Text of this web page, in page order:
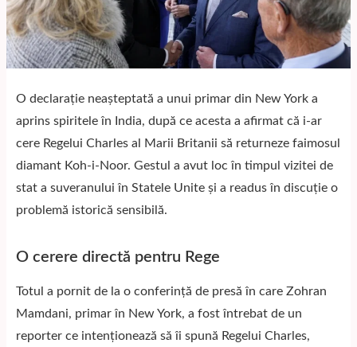
O declarație neașteptată a unui primar din New York a
aprins spiritele în India, după ce acesta a afirmat că i-ar
cere Regelui Charles al Marii Britanii să returneze faimosul
diamant Koh-i-Noor. Gestul a avut loc în timpul vizitei de
stat a suveranului în Statele Unite și a readus în discuție o
problemă istorică sensibilă.
O cerere directă pentru Rege
Totul a pornit de la o conferință de presă în care Zohran
Mamdani, primar în New York, a fost întrebat de un
reporter ce intenționează să îi spună Regelui Charles,